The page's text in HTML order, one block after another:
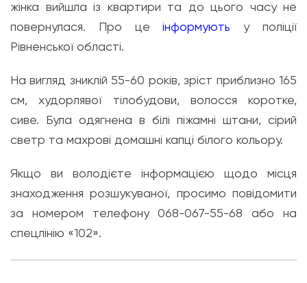
жінка вийшла із квартири та до цього часу не
повернулася. Про це інформують у поліції
Рівненської області.
На вигляд зниклій 55-60 років, зріст приблизно 165
см, худорлявої тілобудови, волосся коротке,
сиве. Була одягнена в білі піжамні штани, сірий
светр та махрові домашні капці білого кольору.
Якщо ви володієте інформацією щодо місця
знаходження розшукуваної, просимо повідомити
за номером телефону 068-067-55-68 або на
спецлінію «102».